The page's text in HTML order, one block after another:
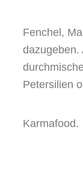
Fenchel,
dazugeben.
Petersilien
Karmafood.